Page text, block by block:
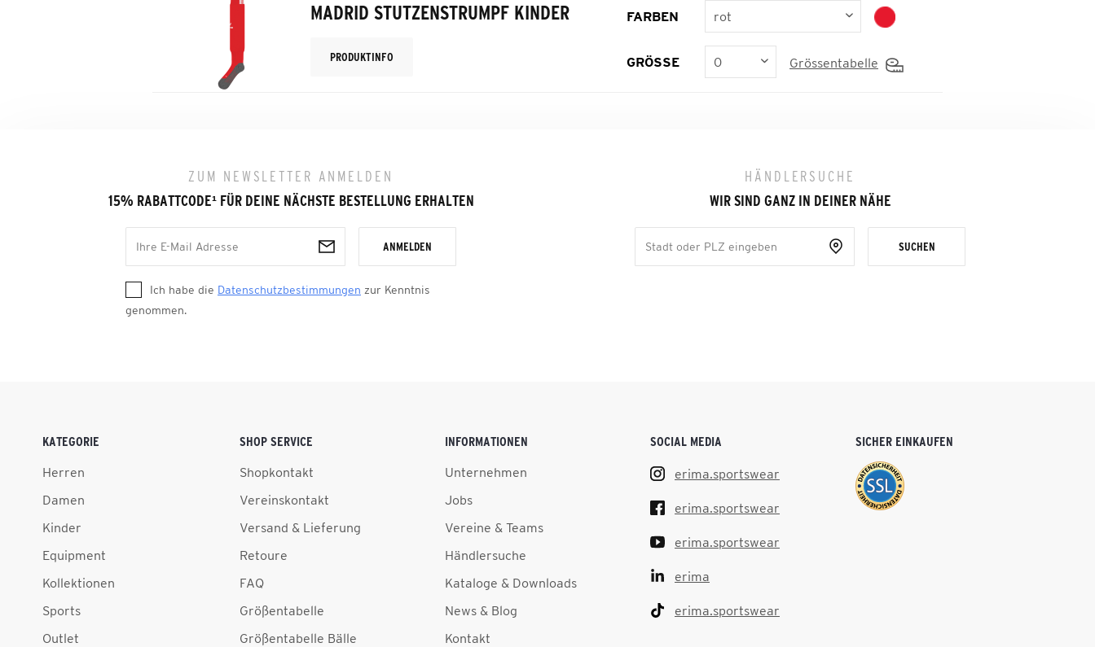
MADRID STUTZENSTRUMPF KINDER
PRODUKTINFO
FARBEN
GRÖSSE Grössentabelle
ZUM NEWSLETTER ANMELDEN
15% RABATTCODE¹FÜR DEINE NÄCHSTE BESTELLUNG ERHALTEN
ANMELDEN
Ich habe die Datenschutzbestimmungen zur Kenntnis
genommen.
HÄNDLERSUCHE
WIR SIND GANZ IN DEINER NÄHE
SUCHEN
KATEGORIE
Herren
Damen
Kinder
Equipment
Kollektionen
Sports
Outlet
SHOP SERVICE
Shopkontakt
Vereinskontakt
Versand & Lieferung
Retoure
FAQ
Größentabelle
Größentabelle Bälle
INFORMATIONEN
Unternehmen
Jobs
Vereine & Teams
Händlersuche
Kataloge & Downloads
News & Blog
Kontakt
SOCIAL MEDIA
erima.sportswear
erima.sportswear
erima.sportswear
erima
erima.sportswear
SICHER EINKAUFEN